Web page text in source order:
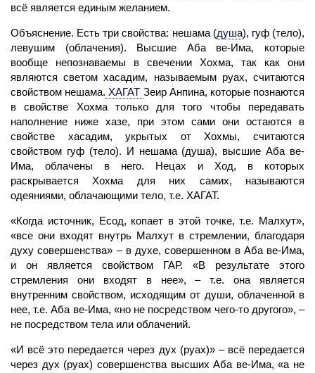
всё является единым желанием.
Объяснение. Есть три свойства: нешама (душа), гуф (тело),
левушим (облачения). Высшие Аба ве-Има, которые
вообще непознаваемы в свечении Хохма, так как они
являются светом хасадим, называемым руах, считаются
свойством нешама. ХАГАТ Зеир Анпина, которые познаются
в свойстве Хохма только для того чтобы передавать
наполнение ниже хазе, при этом сами они остаются в
свойстве хасадим, укрытых от Хохмы, считаются
свойством гуф (тело). И нешама (душа), высшие Аба ве-
Има, облачены в него. Нецах и Ход, в которых
раскрывается Хохма для них самих, называются
одеяниями, облачающими тело, т.е. ХАГАТ.
«Когда источник, Есод, копает в этой точке, т.е. Малхут»,
«все они входят внутрь Малхут в стремлении, благодаря
духу совершенства» – в духе, совершенном вАба ве-Има,
и он является свойством ГАР. «В результате этого
стремления они входят в нее», – т.е. она является
внутренним свойством, исходящим от души, облаченной в
нее, т.е. Аба ве-Има, «но не посредством чего-то другого», –
не посредством тела или облачений.
«И всё это передается через дух (руах)» – всё передается
через дух (руах) совершенства высших Аба ве-Има, «а не